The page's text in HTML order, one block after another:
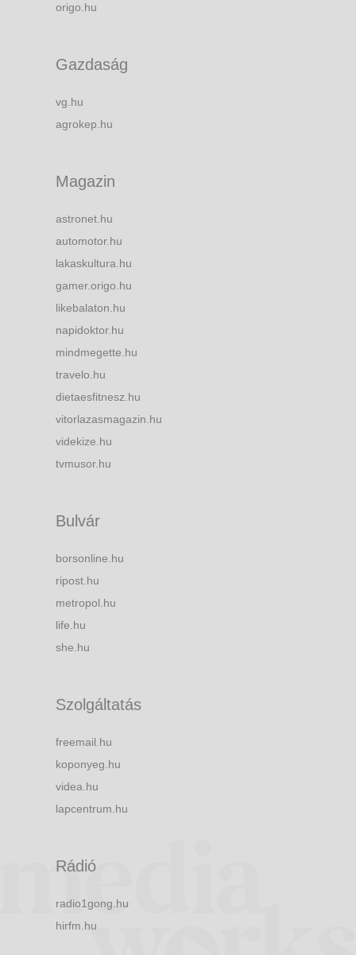
origo.hu
Gazdaság
vg.hu
agrokep.hu
Magazin
astronet.hu
automotor.hu
lakaskultura.hu
gamer.origo.hu
likebalaton.hu
napidoktor.hu
mindmegette.hu
travelo.hu
dietaesfitnesz.hu
vitorlazasmagazin.hu
videkize.hu
tvmusor.hu
Bulvár
borsonline.hu
ripost.hu
metropol.hu
life.hu
she.hu
Szolgáltatás
freemail.hu
koponyeg.hu
videa.hu
lapcentrum.hu
Rádió
radio1gong.hu
hirfm.hu